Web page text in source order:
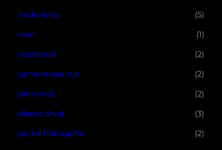
nederland (5)
olen (1)
oostende (2)
personeelsuitje (2)
pinterest (2)
plastic afval (3)
portretfotografie (2)